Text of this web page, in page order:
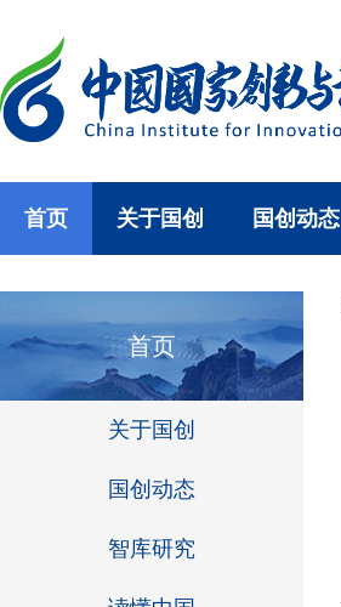
首页 关于国创 国创动态
首页
关于国创
国创动态
智库研究